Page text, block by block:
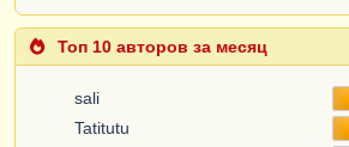
Топ 10 авторов за месяц
sali
Tatitutu